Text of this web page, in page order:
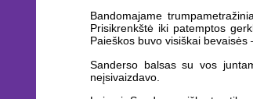
Bandomajame
Prisikrenkštė iki patemptos
Paieškos buvo visiškai
Sanderso balsas su vos
neįsivaizdavo.